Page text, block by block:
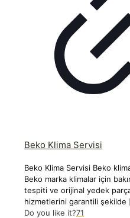
Beko Klima Servisi
Beko Klima Servisi Beko
Beko marka klimalar için
tespiti ve orijinal yedek
hizmetlerini garantili şekilde
Do you like it?71